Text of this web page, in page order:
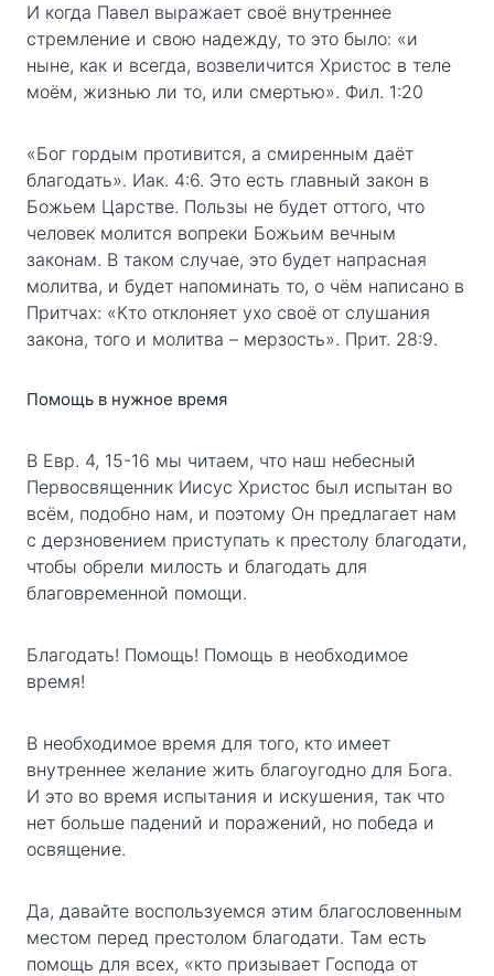
И когда Павел выражает своё внутреннее
стремление и свою надежду, то это было: «и
ныне, как и всегда, возвеличится Христос в теле
моём, жизнью ли то, или смертью». Фил. 1:20
«Бог гордым противится, а смиренным даёт
благодать». Иак. 4:6. Это есть главный закон в
Божьем Царстве. Пользы не будет оттого, что
человек молится вопреки Божьим вечным
законам. В таком случае, это будет напрасная
молитва, и будет напоминать то, о чём написано в
Притчах: «Кто отклоняет ухо своё от слушания
закона, того и молитва – мерзость». Прит. 28:9.
Помощь в нужное время
В Евр. 4, 15-16 мы читаем, что наш небесный
Первосвященник Иисус Христос был испытан во
всём, подобно нам, и поэтому Он предлагает нам
с дерзновением приступать к престолу благодати,
чтобы обрели милость и благодать для
благовременной помощи.
Благодать! Помощь! Помощь в необходимое
время!
В необходимое время для того, кто имеет
внутреннее желание жить благоугодно для Бога.
И это во время испытания и искушения, так что
нет больше падений и поражений, но победа и
освящение.
Да, давайте воспользуемся этим благословенным
местом перед престолом благодати. Там есть
помощь для всех, «кто призывает Господа от